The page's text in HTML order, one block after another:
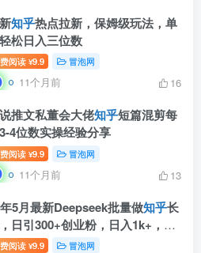
知乎热点拉新，保姆级玩法，单
松日入三位数
阅读 ¥9.9 冒泡网
11个月前 16
推文私董会大佬知乎短篇混剪每
4位数实操经验分享
阅读 ¥9.9 冒泡网
11个月前 13
5月最新Deepseek批量做知乎长
日引300+创业粉，日入1k+，可
调教公式全行业适用
阅读 ¥9.9 冒泡网